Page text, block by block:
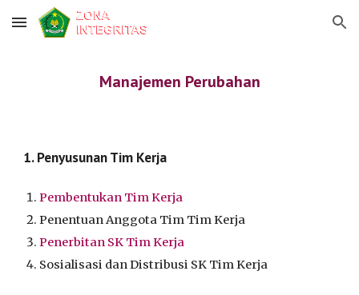
Skip to main content Skip to navigation
Manajemen Perubahan
1. Penyusunan Tim Kerja
Pembentukan Tim Kerja
Penentuan Anggota Tim Tim Kerja
Penerbitan SK Tim Kerja
Sosialisasi dan Distribusi SK Tim Kerja